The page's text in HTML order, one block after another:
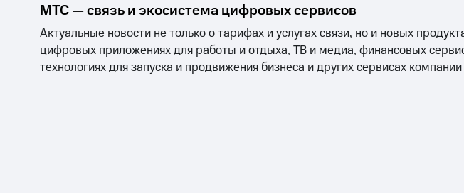
МТС — связь и экосистема цифровых сервисов
Актуальные новости не только о тарифах и услугах связи, но и новых
цифровых приложениях для работы и отдыха, ТВ и медиа, финансовых
технологиях для запуска и продвижения бизнеса и других сервисах компании